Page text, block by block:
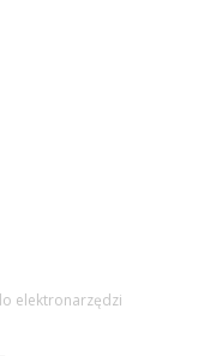
elektronarzędzi